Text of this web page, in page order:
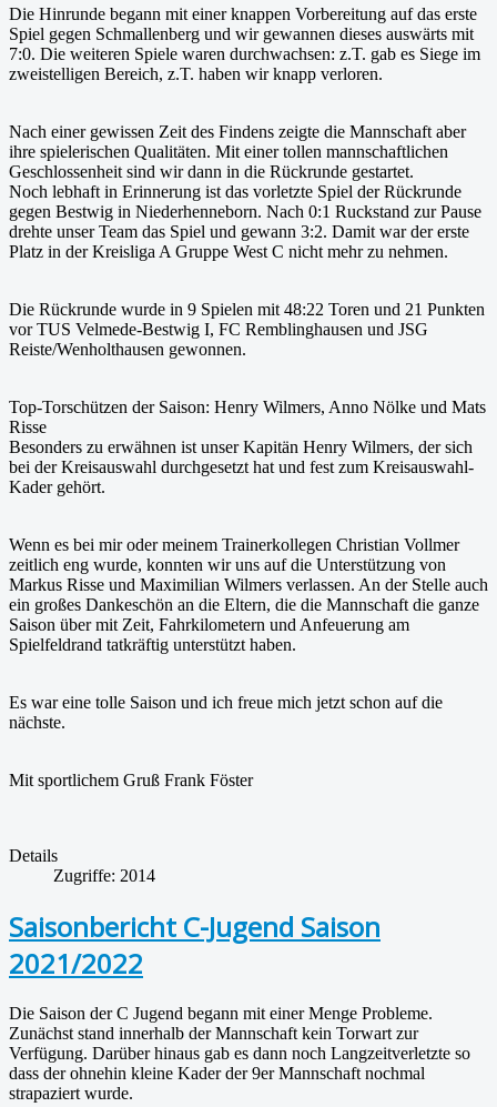
Die Hinrunde begann mit einer knappen Vorbereitung auf das erste
Spiel gegen Schmallenberg und wir gewannen dieses auswärts mit
7:0. Die weiteren Spiele waren durchwachsen: z.T. gab es Siege im
zweistelligen Bereich, z.T. haben wir knapp verloren.
Nach einer gewissen Zeit des Findens zeigte die Mannschaft aber
ihre spielerischen Qualitäten. Mit einer tollen mannschaftlichen
Geschlossenheit sind wir dann in die Rückrunde gestartet.
Noch lebhaft in Erinnerung ist das vorletzte Spiel der Rückrunde
gegen Bestwig in Niederhenneborn. Nach 0:1 Ruckstand zur Pause
drehte unser Team das Spiel und gewann 3:2. Damit war der erste
Platz in der Kreisliga A Gruppe West C nicht mehr zu nehmen.
Die Rückrunde wurde in 9 Spielen mit 48:22 Toren und 21 Punkten
vor TUS Velmede-Bestwig I, FC Remblinghausen und JSG
Reiste/Wenholthausen gewonnen.
Top-Torschützen der Saison: Henry Wilmers, Anno Nölke und Mats
Risse
Besonders zu erwähnen ist unser Kapitän Henry Wilmers, der sich
bei der Kreisauswahl durchgesetzt hat und fest zum Kreisauswahl-
Kader gehört.
Wenn es bei mir oder meinem Trainerkollegen Christian Vollmer
zeitlich eng wurde, konnten wir uns auf die Unterstützung von
Markus Risse und Maximilian Wilmers verlassen. An der Stelle auch
ein großes Dankeschön an die Eltern, die die Mannschaft die ganze
Saison über mit Zeit, Fahrkilometern und Anfeuerung am
Spielfeldrand tatkräftig unterstützt haben.
Es war eine tolle Saison und ich freue mich jetzt schon auf die
nächste.
Mit sportlichem Gruß Frank Föster
Details
Zugriffe: 2014
Saisonbericht C-Jugend Saison
2021/2022
Die Saison der C Jugend begann mit einer Menge Probleme.
Zunächst stand innerhalb der Mannschaft kein Torwart zur
Verfügung. Darüber hinaus gab es dann noch Langzeitverletzte so
dass der ohnehin kleine Kader der 9er Mannschaft nochmal
strapaziert wurde.